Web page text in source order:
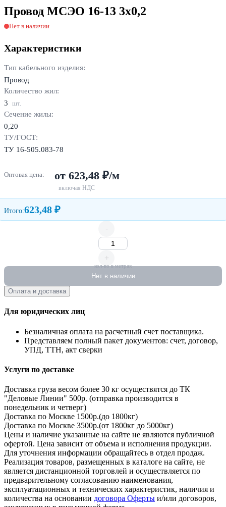
Провод МСЭО 16-13 3х0,2
Нет в наличии
Характеристики
Тип кабельного изделия:
Провод
Количество жил:
3 шт.
Сечение жилы:
0,20
ТУ/ГОСТ:
ТУ 16-505.083-78
Оптовая цена: от 623,48 ₽/м
включая НДС
Итого:623,48 ₽
-
+
кол-во в метрах
Нет в наличии
Оплата и доставка
Для юридических лиц
Безналичная оплата на расчетный счет поставщика.
Представляем полный пакет документов: счет, договор,
УПД, ТТН, акт сверки
Услуги по доставке
Доставка груза весом более 30 кг осуществятся до ТК
"Деловые Линии" 500р. (отправка производится в
понедельник и четверг)
Доставка по Москве 1500р.(до 1800кг)
Доставка по Москве 3500р.(от 1800кг до 5000кг)
Цены и наличие указанные на сайте не являются публичной
офертой. Цена зависит от объема и исполнения продукции.
Для уточнения информации обращайтесь в отдел продаж.
Реализация товаров, размещенных в каталоге на сайте, не
является дистанционной торговлей и осуществляется по
предварительному согласованию наименования,
эксплуатационных и технических характеристик, наличия и
количества на основании договора Оферты и/или договоров,